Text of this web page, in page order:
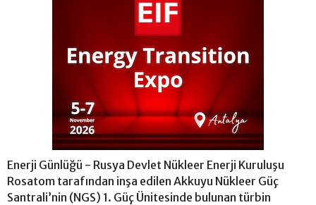
Enerji Günlüğü - Rusya Devlet Nükleer Enerji Kuruluşu
Rosatom tarafından inşa edilen Akkuyu Nükleer Güç
Santrali’nin (NGS) 1. Güç Ünitesinde bulunan türbin